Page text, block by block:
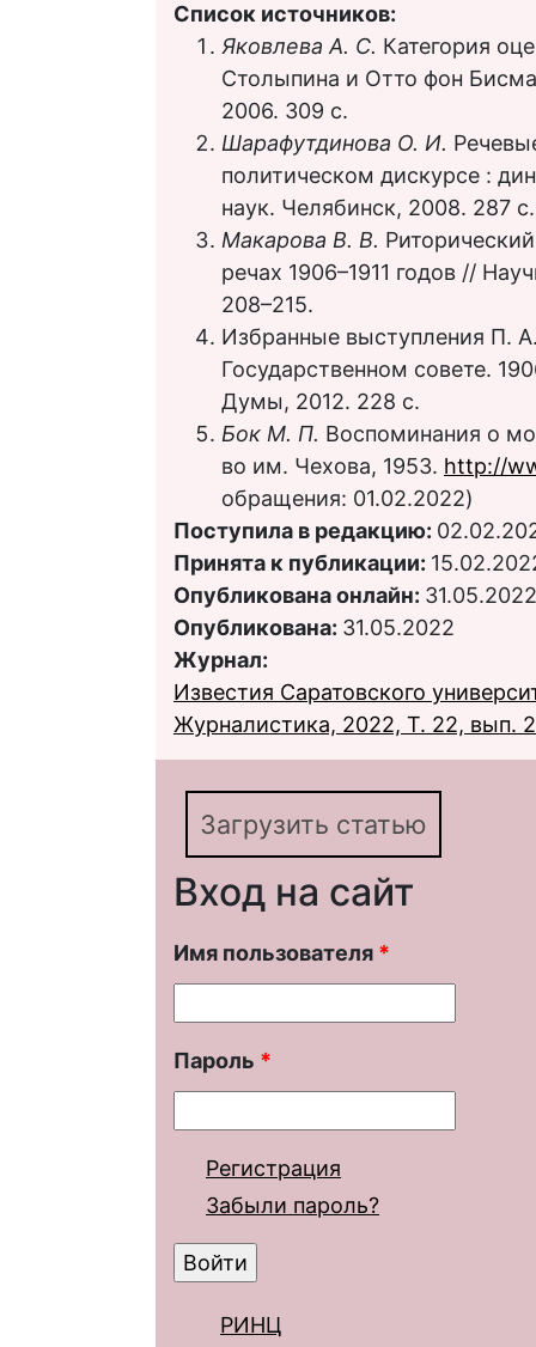
Список источников:
Яковлева А. С. Категория
Столыпина и Отто фон
2006. 309 с.
Шарафутдинова О. И.
политическом дискурсе :
наук. Челябинск, 2008. 287 с.
Макарова В. В.
речах 1906–1911 годов //
208–215.
Избранные выступления П.
Государственном совете.
Думы, 2012. 228 с.
Бок М. П. Воспоминания о
во им. Чехова, 1953. http://
обращения: 01.02.2022)
Поступила в редакцию:
Принята к публикации:
Опубликована онлайн: 31.05.2022
Опубликована: 31.05.2022
Журнал:
Известия Саратовского
Журналистика, 2022, Т. 22, вып. 2
Загрузить статью
Вход на сайт
Имя пользователя *
Пароль *
Регистрация
Забыли пароль?
РИНЦ